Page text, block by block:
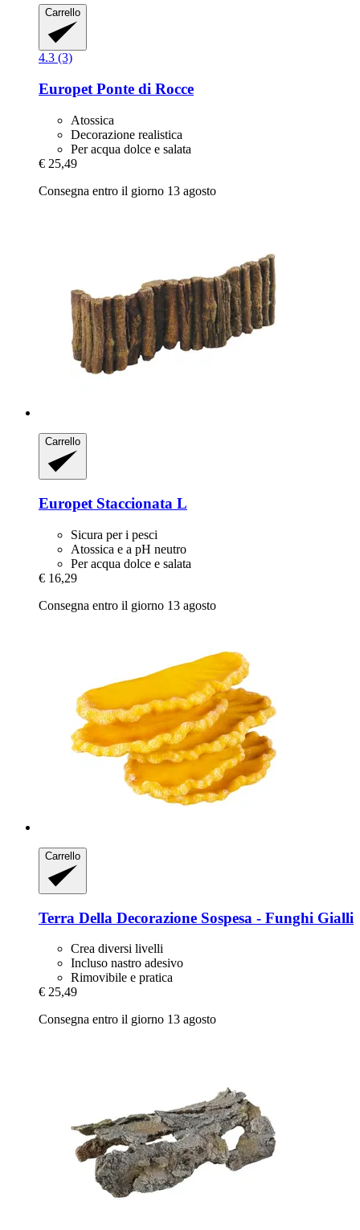
Carrello
4.3 (3)
Europet Ponte di Rocce
Atossica
Decorazione realistica
Per acqua dolce e salata
€ 25,49
Consegna entro il giorno 13 agosto
Carrello
Europet Staccionata L
Sicura per i pesci
Atossica e a pH neutro
Per acqua dolce e salata
€ 16,29
Consegna entro il giorno 13 agosto
Carrello
Terra Della Decorazione Sospesa -​ Funghi Gialli
Crea diversi livelli
Incluso nastro adesivo
Rimovibile e pratica
€ 25,49
Consegna entro il giorno 13 agosto